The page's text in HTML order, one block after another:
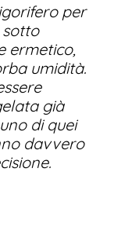
per
sotto
ermetico,
umidità.
già
di quei
davvero